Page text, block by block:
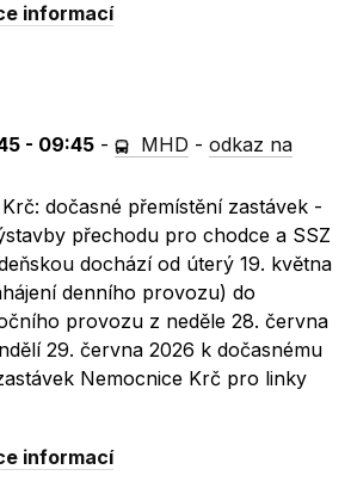
informací
- 09:45 - MHD -odkaz na
dočasné přemístění zastávek -
přechodu pro chodce a SSZ
dochází od úterý 19. května
denního provozu) do
provozu z neděle 28. června
29. června 2026 k dočasnému
Nemocnice Krč pro linky
informací